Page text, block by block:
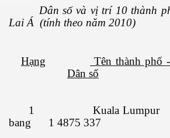
Dân số và vị trí 10 thành
Lai Á (tính theo năm 2010)
Hạng Tên thành phố
Dân số
1 Kuala Lumpur
bang 1 4875 337